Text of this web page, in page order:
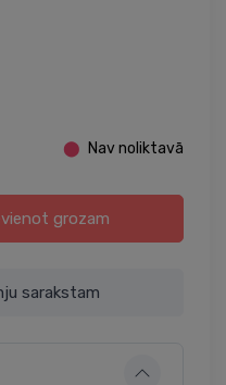
⬤ Nav noliktavā
grozam
sarakstam